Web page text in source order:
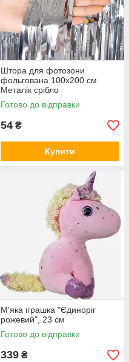
Штора для фотозони
фольгована 100х200 см
Металік срібло
Готово до відправки
54 ₴
Купити
М'яка іграшка "Єдиноріг
рожевий", 23 см
Готово до відправки
339 ₴